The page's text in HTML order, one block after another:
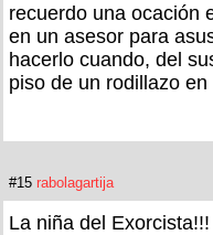
recuerdo una ocación
en un asesor para
hacerlo cuando, del
piso de un rodillazo
#15 rabolagartija
La niña del